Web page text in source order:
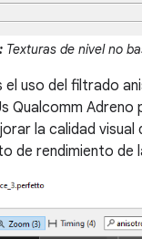
Texturas de nivel no
el uso del filtrado
Qualcomm
la calidad
de rendimiento de